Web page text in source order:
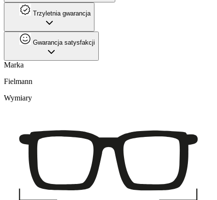
Trzyletnia gwarancja
Gwarancja satysfakcji
Marka
Fielmann
Wymiary